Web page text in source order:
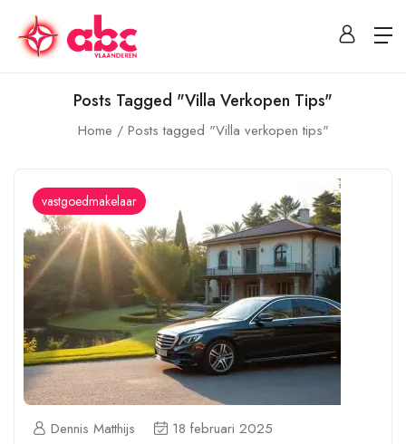
Posts Tagged "Villa Verkopen Tips"
Home Posts tagged "Villa verkopen tips"
vastgoedmakelaar
Dennis Matthijs 18 februari 2025